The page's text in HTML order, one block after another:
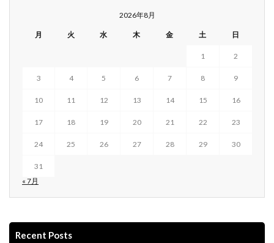
2026年8月
月 火 水 木 金 土 日
1 2
3 4 5 6 7 8 9
10 11 12 13 14 15 16
17 18 19 20 21 22 23
24 25 26 27 28 29 30
31
« 7月
Recent Posts